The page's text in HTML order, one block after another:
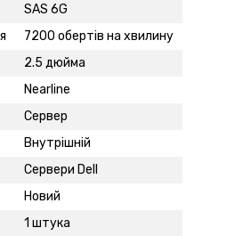
SAS 6G
7200 обертів на хвилину
2.5 дюйма
Nearline
Сервер
Внутрішній
Сервери Dell
Новий
1 штука